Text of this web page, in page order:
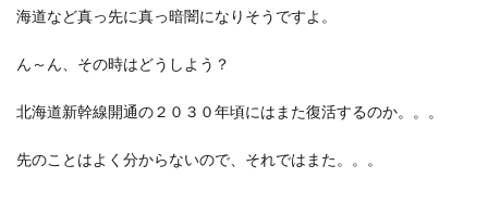
海道など真っ先に真っ暗闇になりそうですよ。
ん～ん、その時はどうしよう？
北海道新幹線開通の２０３０年頃にはまた復活するのか。。。
先のことはよく分からないので、それではまた。。。